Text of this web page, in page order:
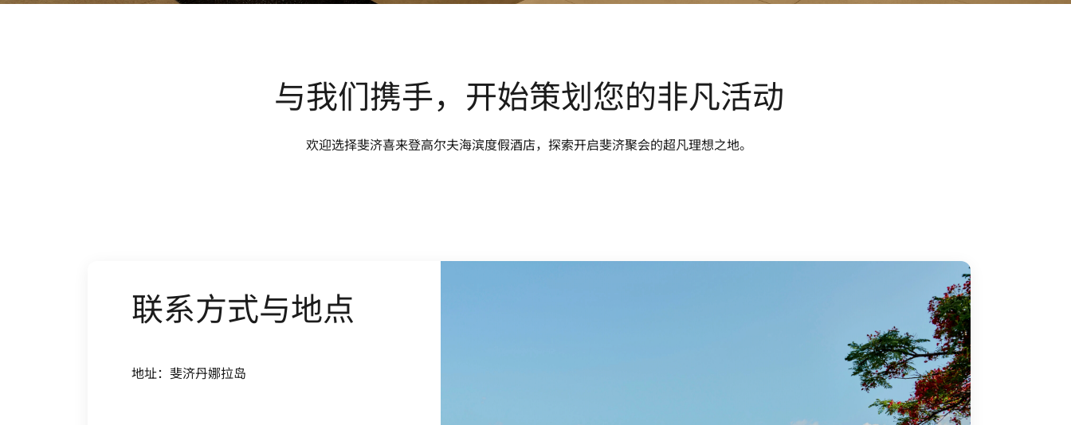
与我们携手，开始策划您的非凡活动
欢迎选择斐济喜来登高尔夫海滨度假酒店，探索开启斐济聚会的超凡理想之地。
联系方式与地点
地址：斐济丹娜拉岛